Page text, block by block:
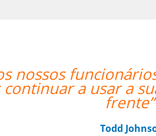
fora do
daqui para